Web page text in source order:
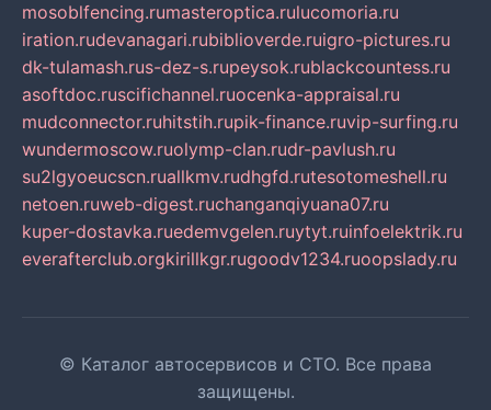
mosoblfencing.rumasteroptica.rulucomoria.ru
iration.rudevanagari.rubiblioverde.ruigro-pictures.ru
dk-tulamash.rus-dez-s.rupeysok.rublackcountess.ru
asoftdoc.ruscifichannel.ruocenka-appraisal.ru
mudconnector.ruhitstih.rupik-finance.ruvip-surfing.ru
wundermoscow.ruolymp-clan.rudr-pavlush.ru
su2lgyoeucscn.ruallkmv.rudhgfd.rutesotomeshell.ru
netoen.ruweb-digest.ruchanganqiyuana07.ru
kuper-dostavka.ruedemvgelen.ruytyt.ruinfoelektrik.ru
everafterclub.orgkirillkgr.rugoodv1234.ruoopslady.ru
© Каталог автосервисов и СТО. Все права
защищены.